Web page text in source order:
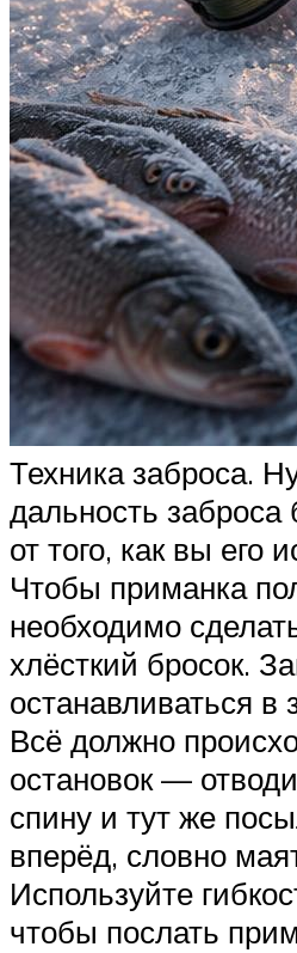
Техника заброса.
дальность заброса
от того, как вы его
Чтобы приманка
необходимо
хлёсткий бросок.
останавливаться в
Всё должно
остановок —
спину и тут же
вперёд, словно
Используйте
чтобы послать